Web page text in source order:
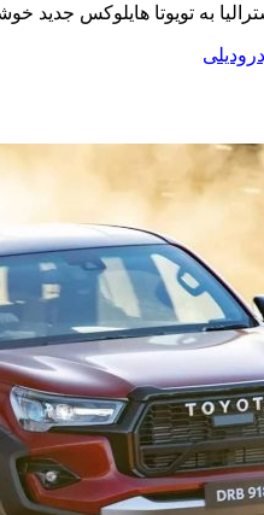
به تویوتا هایلوکس